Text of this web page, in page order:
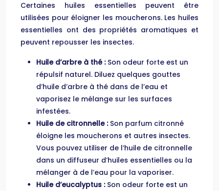
Certaines huiles essentielles peuvent être
utilisées pour éloigner les moucherons. Les huiles
essentielles ont des propriétés aromatiques et
peuvent repousser les insectes.
Huile d’arbre à thé : Son odeur forte est un
répulsif naturel. Diluez quelques gouttes
d’huile d’arbre à thé dans de l’eau et
vaporisez le mélange sur les surfaces
infestées.
Huile de citronnelle : Son parfum citronné
éloigne les moucherons et autres insectes.
Vous pouvez utiliser de l’huile de citronnelle
dans un diffuseur d’huiles essentielles ou la
mélanger à de l’eau pour la vaporiser.
Huile d’eucalyptus : Son odeur forte est un